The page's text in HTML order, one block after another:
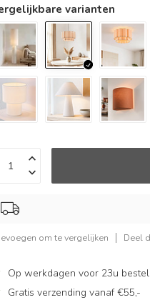
varianten
om te vergelijken Deel
Op werkdagen voor 23u
Gratis verzending vanaf €55,-